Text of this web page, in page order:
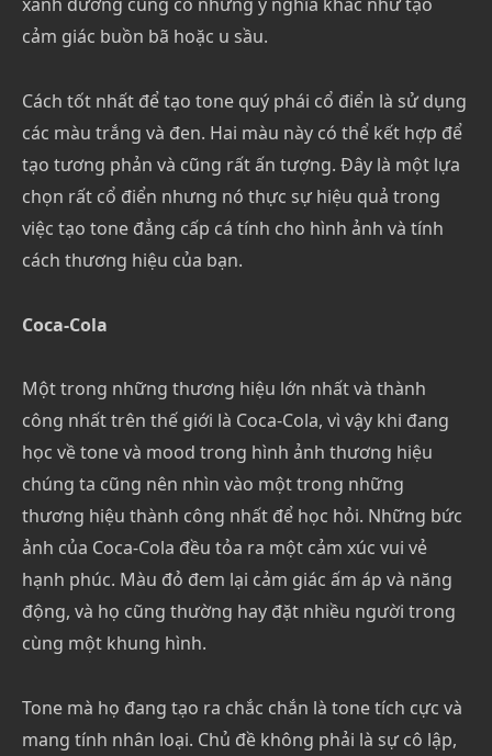
cảm giác buồn bã hoặc u sầu.
Cách tốt nhất để tạo tone quý phái cổ điển là sử dụng
các màu trắng và đen. Hai màu này có thể kết hợp để
tạo tương phản và cũng rất ấn tượng. Đây là một lựa
chọn rất cổ điển nhưng nó thực sự hiệu quả trong
việc tạo tone đẳng cấp cá tính cho hình ảnh và tính
cách thương hiệu của bạn.
Coca-Cola
Một trong những thương hiệu lớn nhất và thành
công nhất trên thế giới là Coca-Cola, vì vậy khi đang
học về tone và mood trong hình ảnh thương hiệu
chúng ta cũng nên nhìn vào một trong những
thương hiệu thành công nhất để học hỏi. Những bức
ảnh của Coca-Cola đều tỏa ra một cảm xúc vui vẻ
hạnh phúc. Màu đỏ đem lại cảm giác ấm áp và năng
động, và họ cũng thường hay đặt nhiều người trong
cùng một khung hình.
Tone mà họ đang tạo ra chắc chắn là tone tích cực và
mang tính nhân loại. Chủ đề không phải là sự cô lập,